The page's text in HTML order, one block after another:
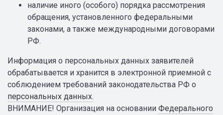
наличие иного (особого) порядка рассмотрения
обращения, установленного федеральными
законами, а также международными договорами
РФ.
Информация о персональных данных заявителей
обрабатывается и хранится в электронной приемной с
соблюдением требований законодательства РФ о
персональных данных.
ВНИМАНИЕ! Организация на основании Федерального